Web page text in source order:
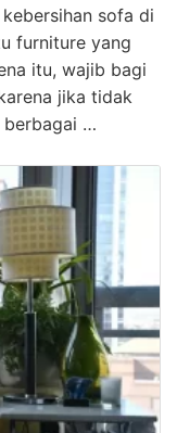
sofa di
furniture yang
itu, wajib bagi
jika tidak
berbagai …